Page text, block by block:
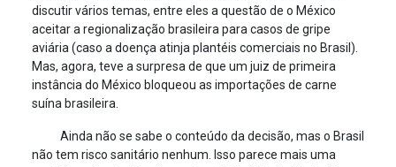
discutir vários temas, entre eles a questão de o México
aceitar a regionalização brasileira para casos de gripe
aviária (caso a doença atinja plantéis comerciais no Brasil).
Mas, agora, teve a surpresa de que um juiz de primeira
instância do México bloqueou as importações de carne
suína brasileira.
Ainda não se sabe o conteúdo da decisão, mas o Brasil
não tem risco sanitário nenhum. Isso parece mais uma